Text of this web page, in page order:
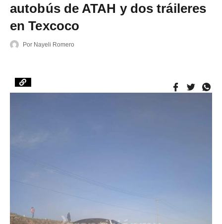
autobús de ATAH y dos tráileres
en Texcoco
Por Nayeli Romero